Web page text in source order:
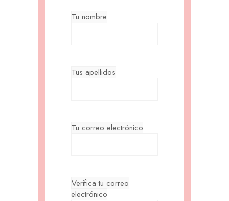
Tu nombre
Tus apellidos
Tu correo electrónico
Verifica tu correo
electrónico